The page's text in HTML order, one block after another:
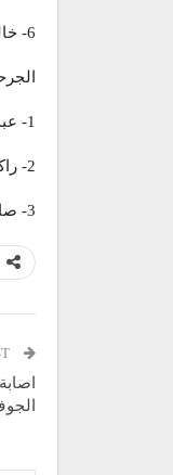
6- خالد مرعي
1- عبدالله الأشرف
2- راكان العزي عبدان
3- صالح سالم السريحي